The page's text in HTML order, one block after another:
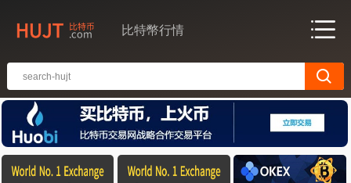
比特幣行情